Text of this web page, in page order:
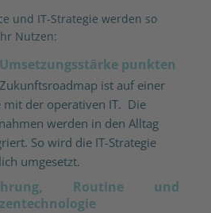
und IT-Strategie werden so
Nutzen:
punkten
ist auf einer
mit der operativen IT. Die
werden in den Alltag
So wird die IT-Strategie
umgesetzt.
Routine und